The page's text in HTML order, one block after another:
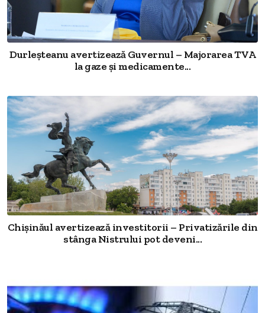
Durleșteanu avertizează Guvernul – Majorarea TVA
la gaze și medicamente...
Chișinăul avertizează investitorii – Privatizările din
stânga Nistrului pot deveni...